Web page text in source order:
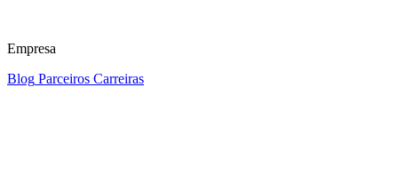
Empresa
Blog Parceiros Carreiras